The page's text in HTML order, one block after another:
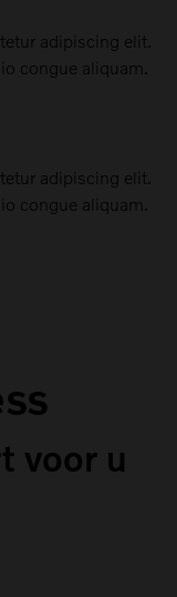
adipiscing elit.
congue aliquam.
adipiscing elit.
congue aliquam.
voor u